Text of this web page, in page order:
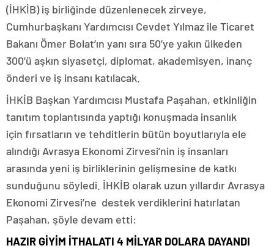
(İHKİB) iş birliğinde düzenlenecek zirveye,
Cumhurbaşkanı Yardımcısı Cevdet Yılmaz ile Ticaret
Bakanı Ömer Bolat’ın yanı sıra 50’ye yakın ülkeden
300’ü aşkın siyasetçi, diplomat, akademisyen, inanç
önderi ve iş insanı katılacak.
İHKİB Başkan Yardımcısı Mustafa Paşahan, etkinliğin
tanıtım toplantısında yaptığı konuşmada insanlık
için fırsatların ve tehditlerin bütün boyutlarıyla ele
alındığı Avrasya Ekonomi Zirvesi’nin iş insanları
arasında yeni iş birliklerinin gelişmesine de katkı
sunduğunu söyledi. İHKİB olarak uzun yıllardır Avrasya
Ekonomi Zirvesi’ne destek verdiklerini hatırlatan
Paşahan, şöyle devam etti:
HAZIR GİYİM İTHALATI 4 MİLYAR DOLARA DAYANDI